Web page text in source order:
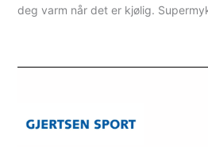
deg varm når det er kjølig.